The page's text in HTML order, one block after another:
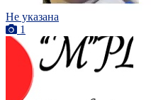
Не указана
1